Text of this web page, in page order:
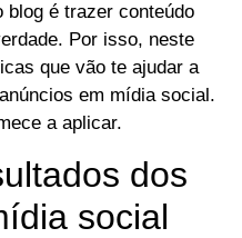
é trazer conteúdo
Por isso, neste
que vão te ajudar a
em mídia social.
a aplicar.
dos
social